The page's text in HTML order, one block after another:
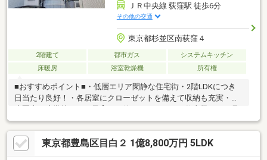
ＪＲ中央線 荻窪駅 徒歩6分
その他の交通
東京都杉並区南荻窪４
2階建て 都市ガス
システムキッチン
床暖房
浴室乾燥機 所有権
■おすすめポイント■・低層エリア閑静な住宅街・2階LDKにつき
日当たり良好！・各居室にクローゼットを備えて収納も充実・徒
学も大歓迎・住宅購入に関るお金のご相談をお受けします・探し
始めのお客様、正しい家探しをお伝えします＊ご来店頂きアンケ
ート回答でギフトカードプレゼント！■交通アクセス■・ＪＲ中央
線【荻窪】駅徒歩6分----------------------お気軽に下記の《資料請求》
東京都豊島区目白２ 1億8,800万円 5LDK